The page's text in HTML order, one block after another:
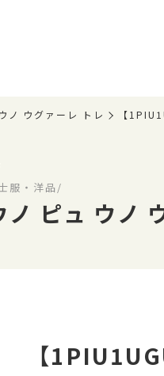
ノ ウグァーレ トレ 【
服・洋品/
ノ ピュ ウノ
【